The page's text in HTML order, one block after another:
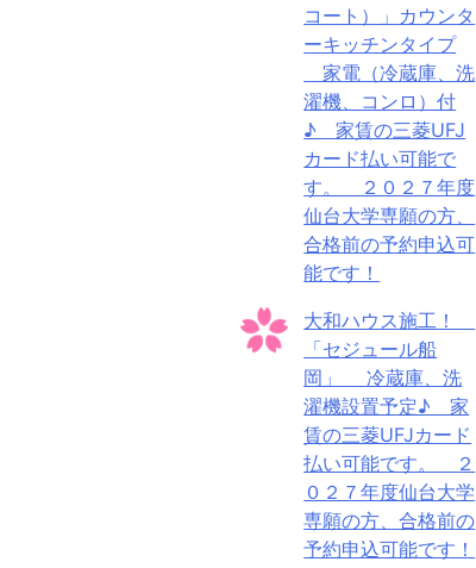
コート）」カウンタ
ーキッチンタイプ
家電（冷蔵庫、洗
濯機、コンロ）付
♪ 家賃の三菱UFJ
カード払い可能で
す。 ２０２７年度
仙台大学専願の方、
合格前の予約申込可
能です！
大和ハウス施工！
「セジュール船
岡」 冷蔵庫、洗
濯機設置予定♪ 家
賃の三菱UFJカード
払い可能です。 ２
０２７年度仙台大学
専願の方、合格前の
予約申込可能です！